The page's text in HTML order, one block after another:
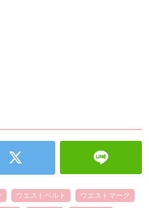
ウエストベルト ウエストマーク